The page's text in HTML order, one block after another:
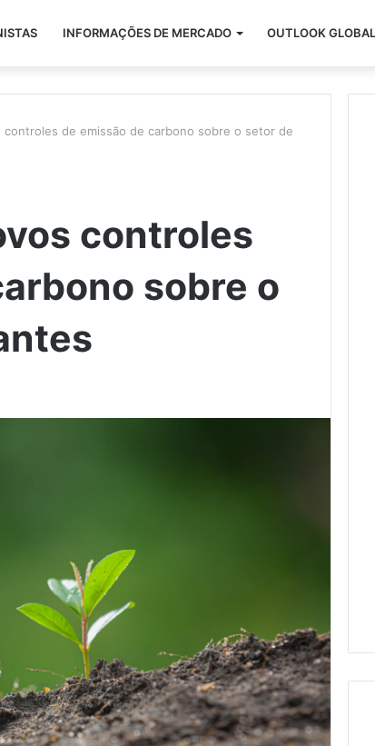
INFORMAÇÕES DE MERCADO OUTLOOK
controles de emissão de carbono sobre o setor de
controles
sobre o